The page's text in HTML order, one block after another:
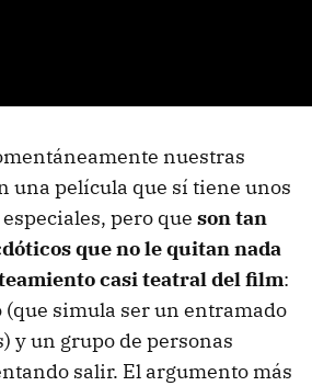
nuestras
una película que sí tiene unos
pero que son tan
que no le quitan nada
casi teatral del film:
(que simula ser un entramado
y un grupo de personas
salir. El argumento más